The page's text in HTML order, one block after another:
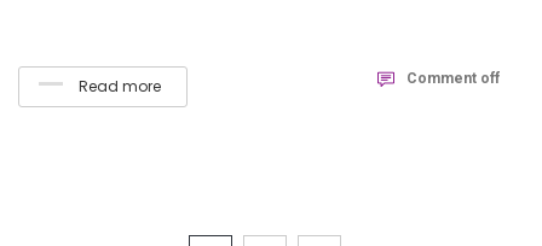
Read more Comment off